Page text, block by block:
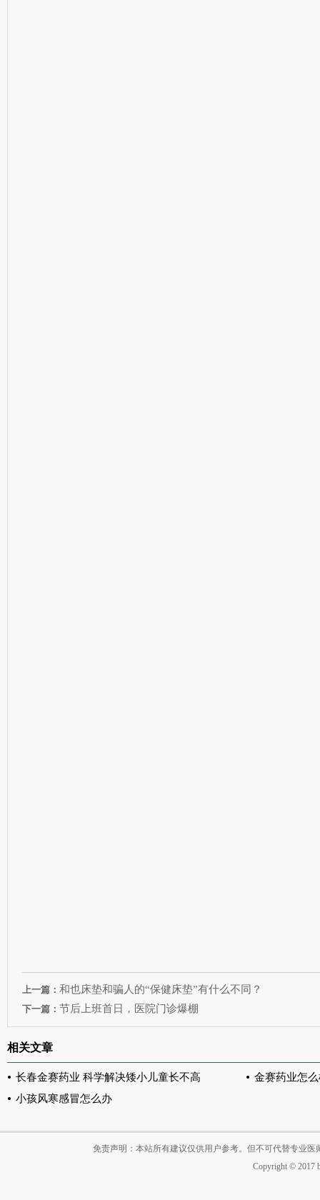
上一篇： 和也床垫和骗人的“保健床垫”有什么不同？
下一篇： 节后上班首日，医院门诊爆棚
相关文章
长春金赛药业 科学解决矮小儿童长不高
金赛药业怎
小孩风寒感冒怎么办
免责声明：本站所有建议仅供用户参考。但不可代替专业
Copyright © 2017